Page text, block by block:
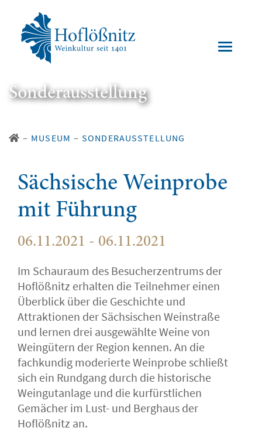
Sonderausstellung
– MUSEUM – SONDERAUSSTELLUNG
Sächsische Weinprobe
mit Führung
06.11.2021 - 06.11.2021
Im Schauraum des Besucherzentrums der
Hoflößnitz erhalten die Teilnehmer einen
Überblick über die Geschichte und
Attraktionen der Sächsischen Weinstraße
und lernen drei ausgewählte Weine von
Weingütern der Region kennen. An die
fachkundig moderierte Weinprobe schließt
sich ein Rundgang durch die historische
Weingutanlage und die kurfürstlichen
Gemächer im Lust- und Berghaus der
Hoflößnitz an.